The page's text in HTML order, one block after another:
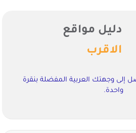
دليل مواقع
الاقرب
إلى وجهتك العربية المفضلة بنقرة
واحدة.